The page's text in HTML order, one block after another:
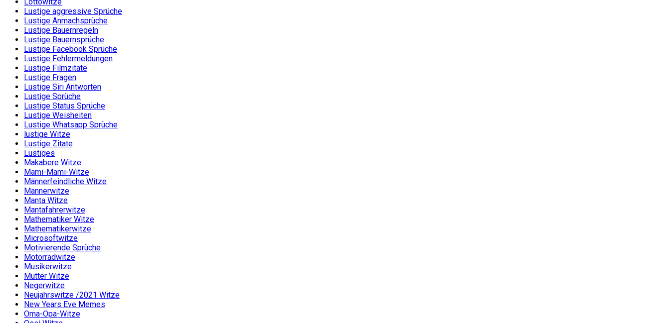
Lustige aggressive Sprüche
Lustige Anmachsprüche
Lustige Bauernregeln
Lustige Bauernsprüche
Lustige Facebook Sprüche
Lustige Fehlermeldungen
Lustige Filmzitate
Lustige Fragen
Lustige Siri Antworten
Lustige Sprüche
Lustige Status Sprüche
Lustige Weisheiten
Lustige Whatsapp Sprüche
lustige Witze
Lustige Zitate
Lustiges
Makabere Witze
Mami-Mami-Witze
Männerfeindliche Witze
Männerwitze
Manta Witze
Mantafahrerwitze
Mathematiker Witze
Mathematikerwitze
Microsoftwitze
Motivierende Sprüche
Motorradwitze
Musikerwitze
Mutter Witze
Negerwitze
Neujahrswitze /2021 Witze
New Years Eve Memes
Oma-Opa-Witze